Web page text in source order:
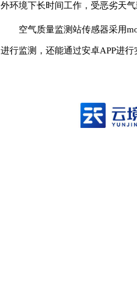
外环境下长时间工作，受恶劣天气
空气质量监测站传感器采用
进行监测，还能通过安卓APP进